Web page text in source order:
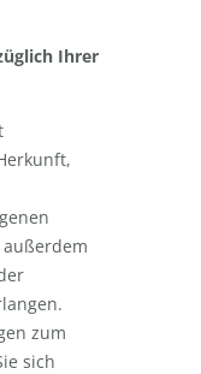
Ihrer
zum
sich